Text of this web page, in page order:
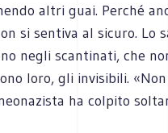
altri guai. Perché
si sentiva al sicuro. Lo
negli scantinati, che
loro, gli invisibili.
ha colpito